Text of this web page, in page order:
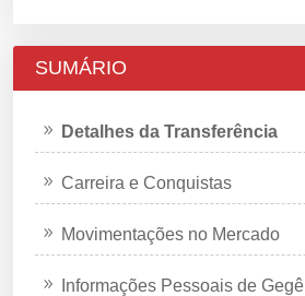
SUMÁRIO
Detalhes da Transferência
Carreira e Conquistas
Movimentações no Mercado
Informações Pessoais de Gegê